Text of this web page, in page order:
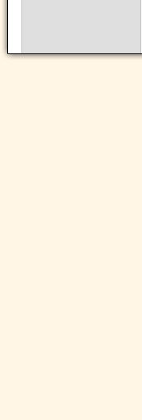
Navigation